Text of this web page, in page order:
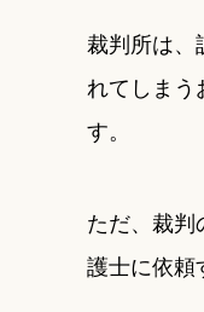
裁判所は、
れてしまう
す。
ただ、裁
護士に依頼